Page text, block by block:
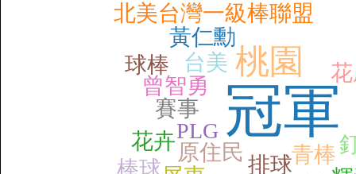
冠軍
桃園
花卉
排球
原住民
曾智勇
賽事
台美
黃仁勳
北美台灣一級棒聯盟
青棒
PLG
棒球
球棒